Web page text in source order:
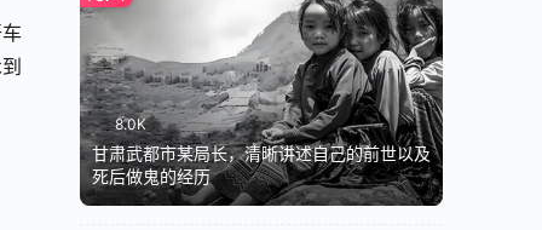
8.0K
甘肃武都市某局长，清晰讲述自己的前世以及
死后做鬼的经历